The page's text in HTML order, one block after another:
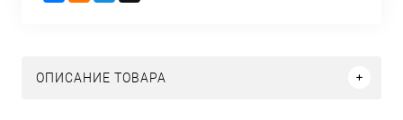
ОПИСАНИЕ ТОВАРА